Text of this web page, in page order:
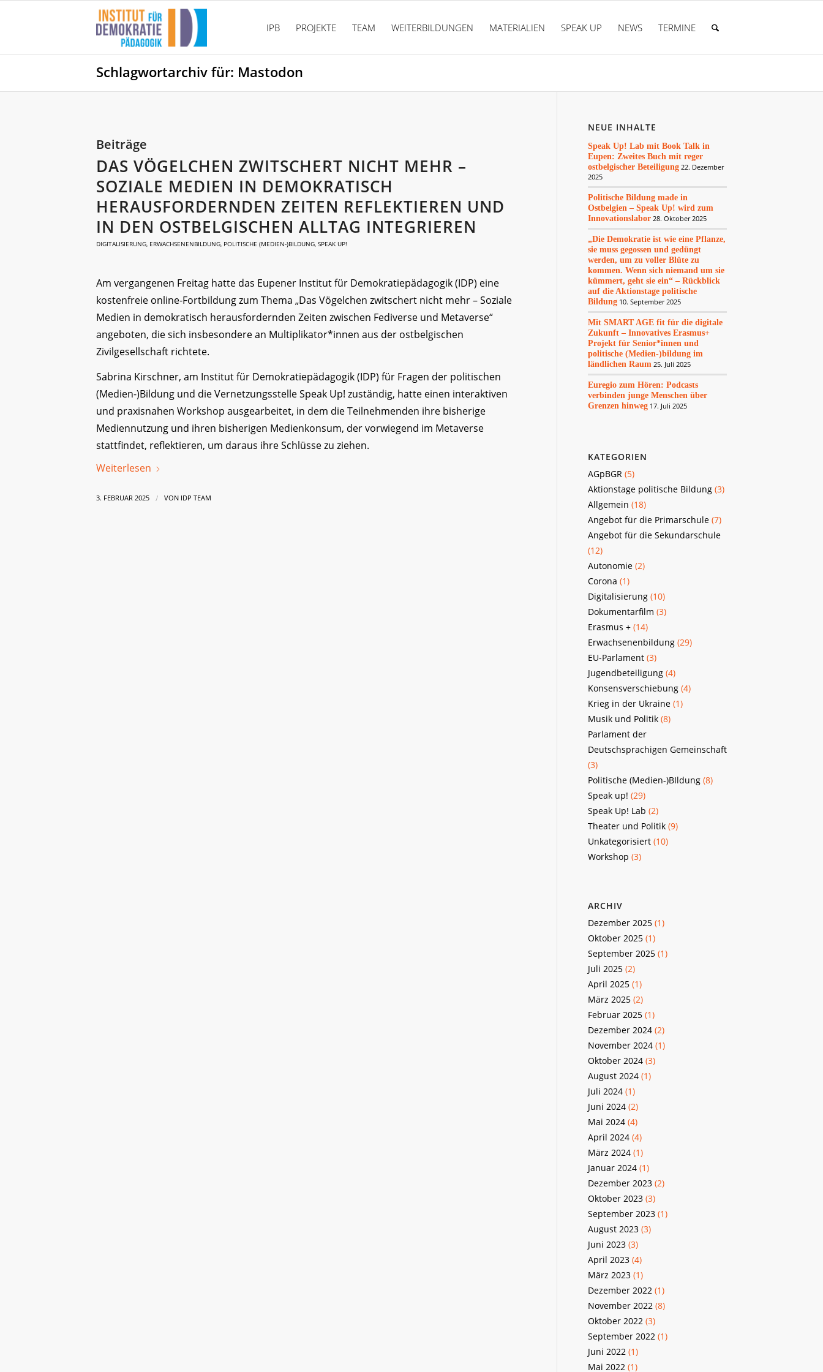
IPB PROJEKTE TEAM WEITERBILDUNGEN MATERIALIEN SPEAK UP NEWS TERMINE
Schlagwortarchiv für: Mastodon
Beiträge
DAS VÖGELCHEN ZWITSCHERT NICHT MEHR –
SOZIALE MEDIEN IN DEMOKRATISCH
HERAUSFORDERNDEN ZEITEN REFLEKTIEREN UND
IN DEN OSTBELGISCHEN ALLTAG INTEGRIEREN
DIGITALISIERUNG, ERWACHSENENBILDUNG, POLITISCHE (MEDIEN-)BILDUNG, SPEAK UP!
Am vergangenen Freitag hatte das Eupener Institut für Demokratiepädagogik (IDP) eine
kostenfreie online-Fortbildung zum Thema „Das Vögelchen zwitschert nicht mehr – Soziale
Medien in demokratisch herausfordernden Zeiten zwischen Fediverse und Metaverse“
angeboten, die sich insbesondere an Multiplikator*innen aus der ostbelgischen
Zivilgesellschaft richtete.
Sabrina Kirschner, am Institut für Demokratiepädagogik (IDP) für Fragen der politischen
(Medien-)Bildung und die Vernetzungsstelle Speak Up! zuständig, hatte einen interaktiven
und praxisnahen Workshop ausgearbeitet, in dem die Teilnehmenden ihre bisherige
Mediennutzung und ihren bisherigen Medienkonsum, der vorwiegend im Metaverse
stattfindet, reflektieren, um daraus ihre Schlüsse zu ziehen.
Weiterlesen
3. FEBRUAR 2025 / VON IDP TEAM
NEUE INHALTE
Speak Up! Lab mit Book Talk in
Eupen: Zweites Buch mit reger
ostbelgischer Beteiligung 22. Dezember
2025
Politische Bildung made in
Ostbelgien – Speak Up! wird zum
Innovationslabor 28. Oktober 2025
„Die Demokratie ist wie eine Pflanze,
sie muss gegossen und gedüngt
werden, um zu voller Blüte zu
kommen. Wenn sich niemand um sie
kümmert, geht sie ein“ – Rückblick
auf die Aktionstage politische
Bildung 10. September 2025
Mit SMART AGE fit für die digitale
Zukunft – Innovatives Erasmus+
Projekt für Senior*innen und
politische (Medien-)bildung im
ländlichen Raum 25. Juli 2025
Euregio zum Hören: Podcasts
verbinden junge Menschen über
Grenzen hinweg 17. Juli 2025
KATEGORIEN
AGpBGR(5)
Aktionstage politische Bildung(3)
Allgemein (18)
Angebot für die Primarschule(7)
Angebot für die Sekundarschule
(12)
Autonomie(2)
Corona (1)
Digitalisierung(10)
Dokumentarfilm (3)
Erasmus +(14)
Erwachsenenbildung(29)
EU-Parlament(3)
Jugendbeteiligung(4)
Konsensverschiebung(4)
Krieg in der Ukraine(1)
Musik und Politik(8)
Parlament der
Deutschsprachigen Gemeinschaft
(3)
Politische (Medien-)BIldung(8)
Speak up! (29)
Speak Up! Lab (2)
Theater und Politik(9)
Unkategorisiert(10)
Workshop (3)
ARCHIV
Dezember 2025(1)
Oktober 2025(1)
September 2025(1)
Juli 2025(2)
April 2025(1)
März 2025(2)
Februar 2025(1)
Dezember 2024(2)
November 2024(1)
Oktober 2024(3)
August 2024(1)
Juli 2024(1)
Juni 2024(2)
Mai 2024(4)
April 2024(4)
März 2024(1)
Januar 2024(1)
Dezember 2023(2)
Oktober 2023(3)
September 2023(1)
August 2023(3)
Juni 2023(3)
April 2023(4)
März 2023(1)
Dezember 2022(1)
November 2022(8)
Oktober 2022(3)
September 2022(1)
Juni 2022(1)
Mai 2022(1)